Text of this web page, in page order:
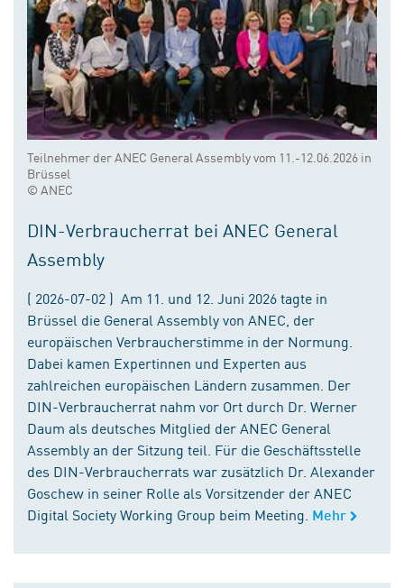
Teilnehmer der ANEC General Assembly vom 11.-12.06.2026 in
Brüssel
© ANEC
DIN-Verbraucherrat bei ANEC General
Assembly
( 2026-07-02 ) Am 11. und 12. Juni 2026 tagte in
Brüssel die General Assembly von ANEC, der
europäischen Verbraucherstimme in der Normung.
Dabei kamen Expertinnen und Experten aus
zahlreichen europäischen Ländern zusammen. Der
DIN-Verbraucherrat nahm vor Ort durch Dr. Werner
Daum als deutsches Mitglied der ANEC General
Assembly an der Sitzung teil. Für die Geschäftsstelle
des DIN-Verbraucherrats war zusätzlich Dr. Alexander
Goschew in seiner Rolle als Vorsitzender der ANEC
Digital Society Working Group beim Meeting. Mehr